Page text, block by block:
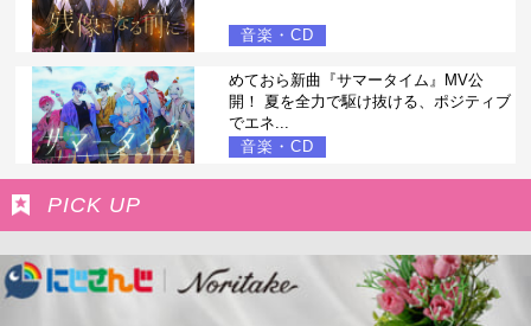
音楽・CD
めておら新曲『サマータイム』MV公
開！ 夏を全力で駆け抜ける、ポジティブ
でエネ...
音楽・CD
PICK UP